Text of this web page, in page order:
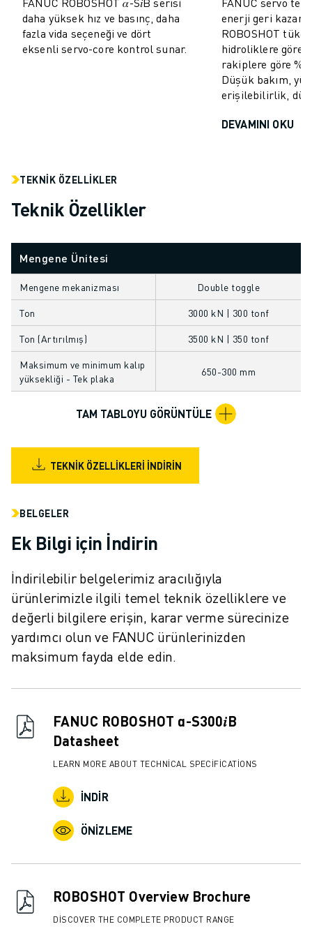
MALZEME TAŞIMA
BOYAMA
PALETLEME
FANUC PLANS
UZAKTAN TEKNIK DESTEK
YENILEME
DIJITAL SERVIS ARAÇLARI
İNDIRME MERKEZI » MYFANUC
EĞITIM VE ÖĞRETIM
FANUC AKADEMI
ENDÜSTRILER IÇIN ÇÖZÜMLER
EĞITIM IÇIN ÇÖZÜMLER
WORLDSKILLS & GENÇ YETENEKLER
HABERLER & MEDYA
HABERLER & MEDYA
EĞITIM ETKINLIKLERI
FANUC HAKKINDA
FANUC HAKKINDA
LOKASYONLARIMIZ
SÜRDÜRÜLEBILIRLIK
KARIYER
FANUC ILE GELECEĞINIZI ŞEKILLENDIRIN
BIZE KATILIN » KARIYER PORTALI
İLETIŞIM
LOKASYONLAR
KÜNYE
daha yüksek hız ve basınç, daha
fazla vida seçeneği ve dört
eksenli servo-core kontrol sunar.
enerji geri
ROBOSHOT
hidroliklere göre
rakiplere göre
Düşük bakım,
erişilebilirlik,
DEVAMINI OKU
TEKNIK ÖZELLIKLER
Teknik Özellikler
Mengene Ünitesi
Mengene mekanizması Double toggle
Ton 3000 kN | 300 tonf
Ton (Artırılmış) 3500 kN | 350 tonf
Maksimum ve minimum kalıp
yüksekliği - Tek plaka
650-300 mm
TAM TABLOYU GÖRÜNTÜLE
TEKNIK ÖZELLIKLERI İNDIRIN
BELGELER
Ek Bilgi için İndirin
İndirilebilir belgelerimiz aracılığıyla
ürünlerimizle ilgili temel teknik özelliklere ve
değerli bilgilere erişin, karar verme sürecinize
yardımcı olun ve FANUC ürünlerinizden
maksimum fayda elde edin.
FANUC ROBOSHOT α-S300𝑖B
Datasheet
LEARN MORE ABOUT TECHNICAL SPECIFICATIONS
İNDIR
ÖNIZLEME
ROBOSHOT Overview Brochure
DISCOVER THE COMPLETE PRODUCT RANGE